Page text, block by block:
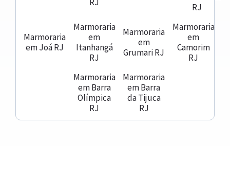
RJ
Marmoraria
em Joá RJ
Marmoraria
em
Itanhangá
RJ
Marmoraria
em
Grumari RJ
Marmoraria
em
Camorim
RJ
Marmoraria
em Barra
Olímpica
RJ
Marmoraria
em Barra
da Tijuca
RJ